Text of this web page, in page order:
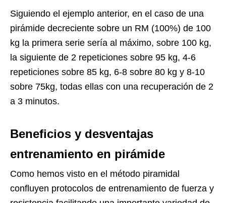
Siguiendo el ejemplo anterior, en el caso de una
pirámide decreciente sobre un RM (100%) de 100
kg la primera serie sería al máximo, sobre 100 kg,
la siguiente de 2 repeticiones sobre 95 kg, 4-6
repeticiones sobre 85 kg, 6-8 sobre 80 kg y 8-10
sobre 75kg, todas ellas con una recuperación de 2
a 3 minutos.
Beneficios y desventajas
entrenamiento en pirámide
Como hemos visto en el método piramidal
confluyen protocolos de entrenamiento de fuerza y